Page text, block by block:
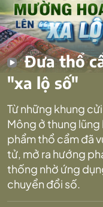
Đưa thổ
"xa lộ số"
Từ những khung
Mông ở thung lũng
phẩm thổ cẩm đã
tử, mở ra hướng
thống nhờ ứng
chuyển đổi số.